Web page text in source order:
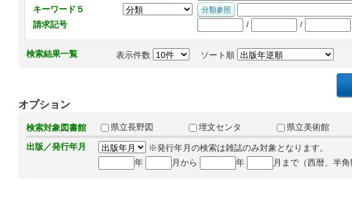
キーワード５
請求記号
/ /
検索結果一覧 表示件数 ソート順
オプション
検索対象図書館 県立長野図 埋文センタ
県立美術館
出版／発行年月
※発行年月の検索は雑誌のみ対象となります。
年
月から 年 月まで（西暦、半角